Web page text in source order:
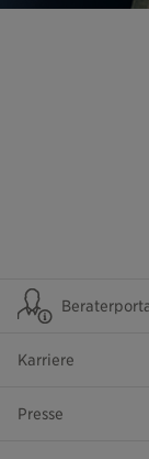
Karriere
Presse